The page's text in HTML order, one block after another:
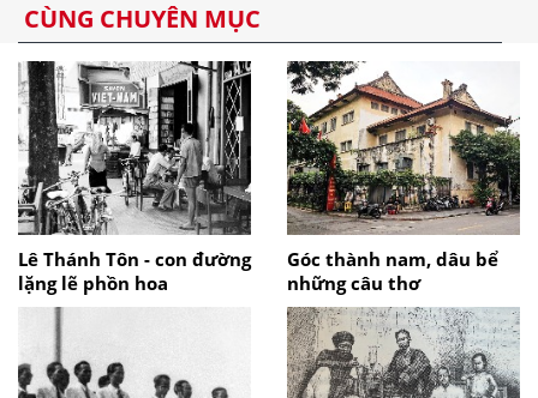
CÙNG CHUYÊN MỤC
Lê Thánh Tôn - con đường
lặng lẽ phồn hoa
Góc thành nam, dâu bể
những câu thơ